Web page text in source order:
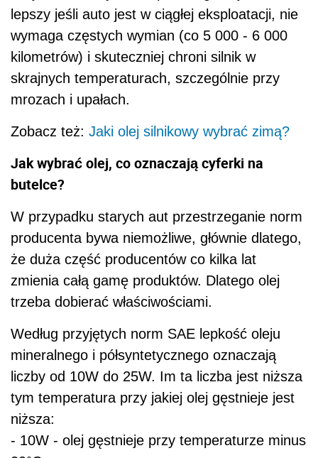
lepszy jeśli auto jest w ciągłej eksploatacji, nie
wymaga częstych wymian (co 5 000 - 6 000
kilometrów) i skuteczniej chroni silnik w
skrajnych temperaturach, szczególnie przy
mrozach i upałach.
Zobacz też: Jaki olej silnikowy wybrać zimą?
Jak wybrać olej, co oznaczają cyferki na
butelce?
W przypadku starych aut przestrzeganie norm
producenta bywa niemożliwe, głównie dlatego,
że duża część producentów co kilka lat
zmienia całą gamę produktów. Dlatego olej
trzeba dobierać właściwościami.
Według przyjętych norm SAE lepkość oleju
mineralnego i półsyntetycznego oznaczają
liczby od 10W do 25W. Im ta liczba jest niższa
tym temperatura przy jakiej olej gęstnieje jest
niższa:
- 10W - olej gęstnieje przy temperaturze minus